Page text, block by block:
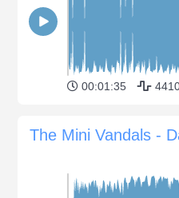
00:01:35
The Mini Vandals -